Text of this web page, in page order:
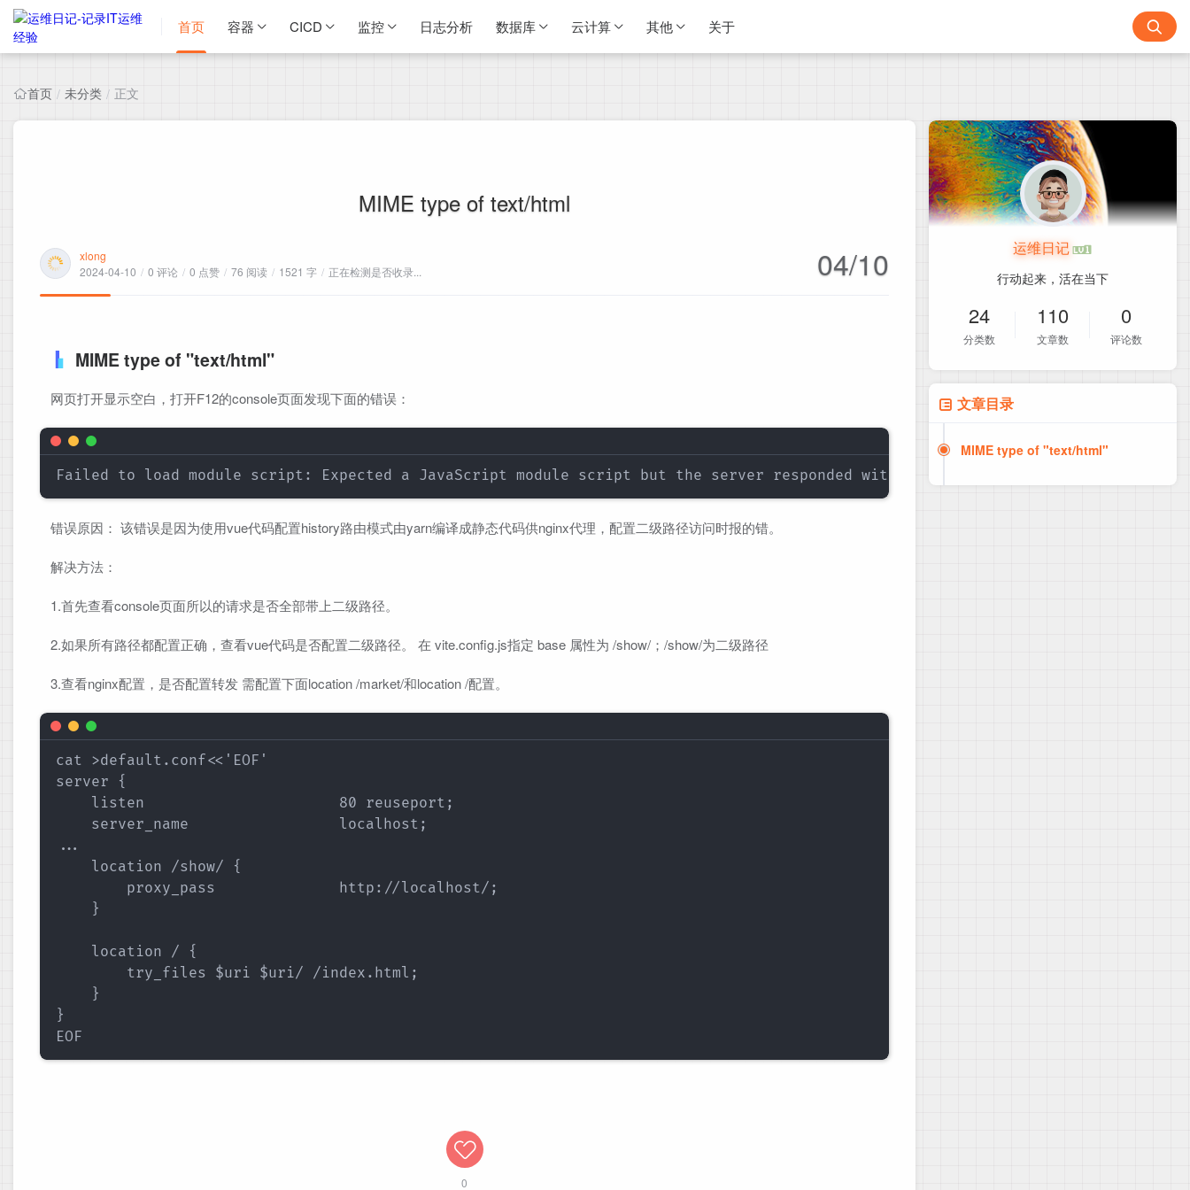
首页 容器 CICD 监控 日志分析 数据库 云计算 其他 关于
首页 / 未分类 / 正文
MIME type of text/html
xlong
2024-04-10 / 0 评论 / 0 点赞 / 76 阅读 / 1521 字 / 正在检测是否收录... 04/10
MIME type of "text/html"
网页打开显示空白，打开F12的console页面发现下面的错误：
Failed to load module script: Expected a JavaScript module script but the server responded with a MIME type of "text/html".
错误原因： 该错误是因为使用vue代码配置history路由模式由yarn编译成静态代码供nginx代理，配置二级路径访问时报的错。
解决方法：
1.首先查看console页面所以的请求是否全部带上二级路径。
2.如果所有路径都配置正确，查看vue代码是否配置二级路径。 在 vite.config.js指定 base 属性为 /show/；/show/为二级路径
3.查看nginx配置，是否配置转发 需配置下面location /market/和location /配置。
cat >default.conf<<'EOF'
server {
    listen                      80 reuseport;
    server_name                 localhost;
...
    location /show/ {
        proxy_pass              http://localhost/;
    }
    location / {
        try_files $uri $uri/ /index.html;
    }
}
EOF
0
运维日记
行动起来，活在当下
24
分类数
110
文章数
0
评论数
文章目录
MIME type of "text/html"